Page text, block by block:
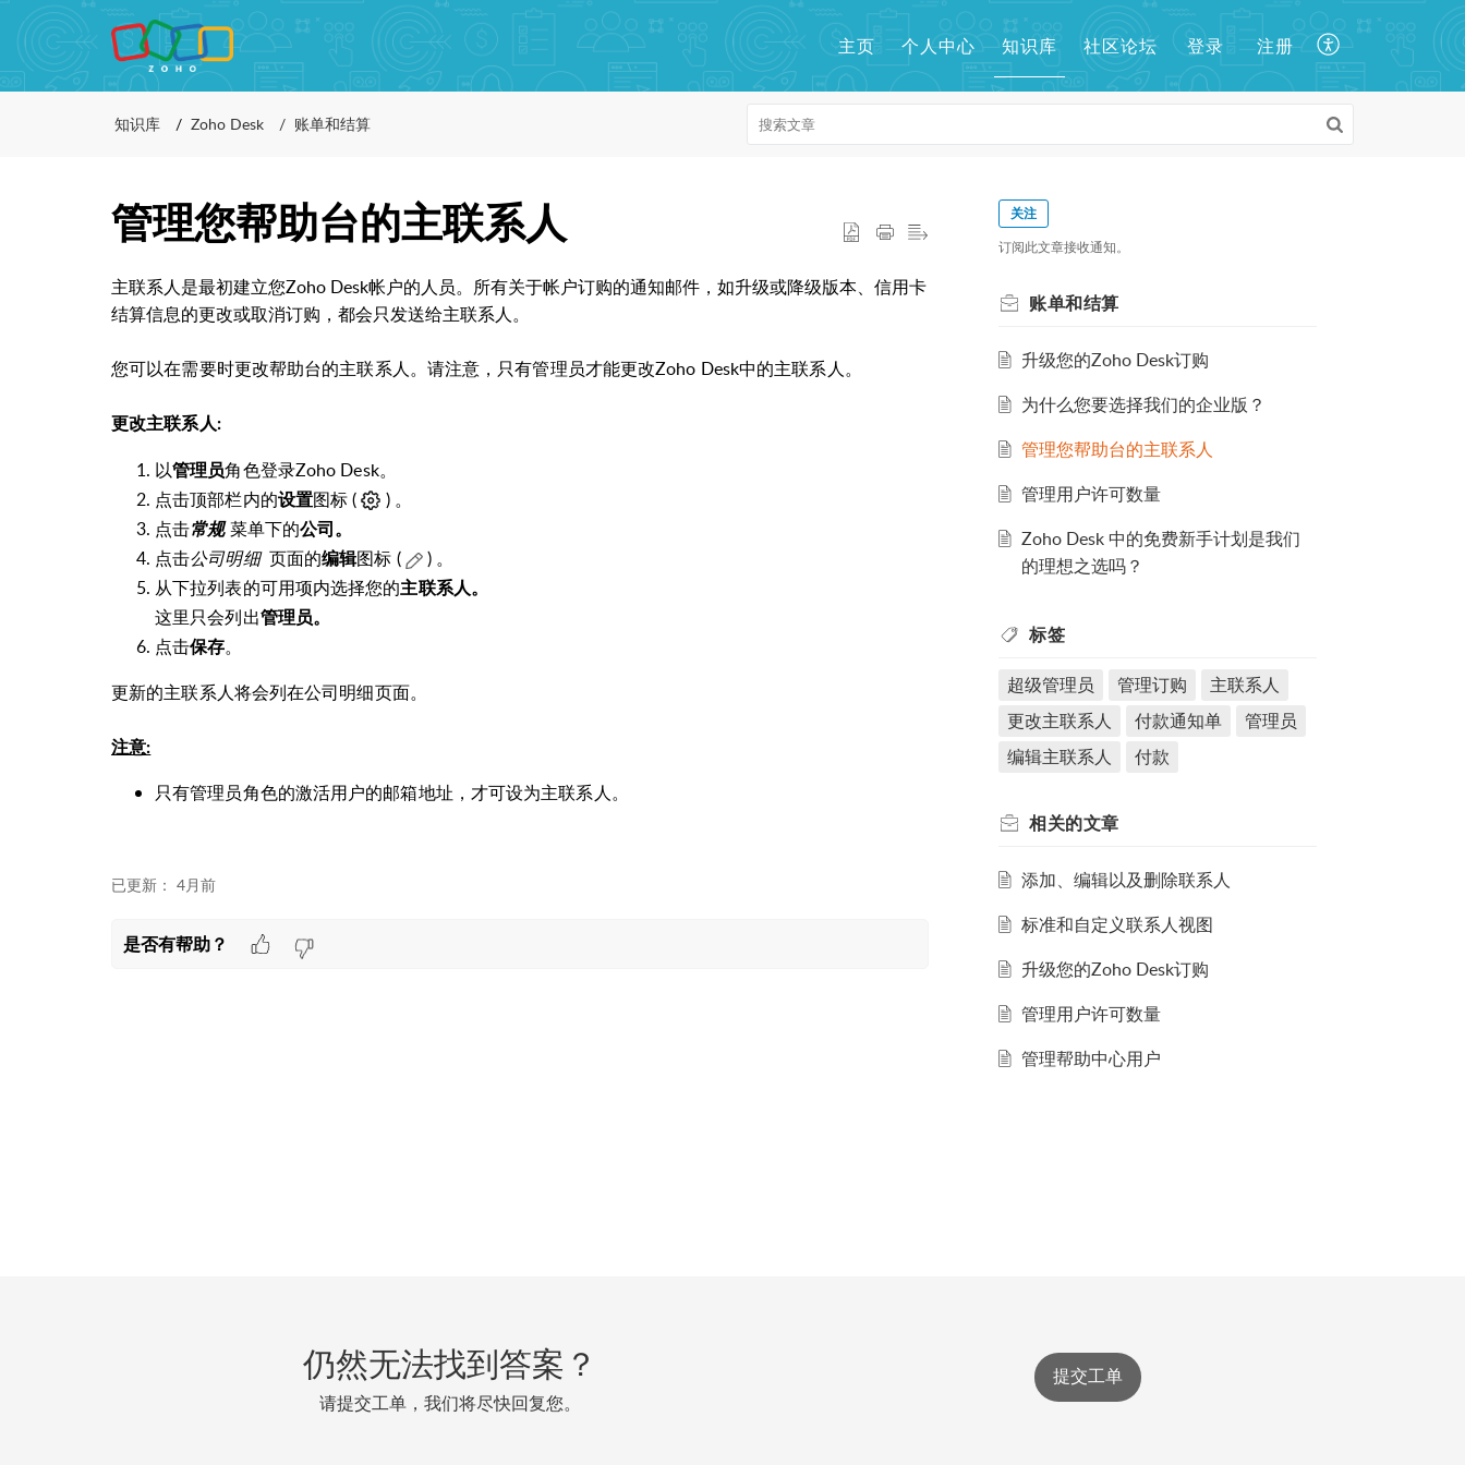
主页 个人中心 知识库 社区论坛 登录 注册
知识库 Zoho Desk 账单和结算
管理您帮助台的主联系人
主联系人是最初建立您Zoho Desk帐户的人员。所有关于帐户订购的通知邮件，如升级或降级版本、信用卡
结算信息的更改或取消订购，都会只发送给主联系人。
您可以在需要时更改帮助台的主联系人。 请注意，只有管理员才能更改Zoho Desk中的主联系人。
更改主联系人:
以管理员角色登录Zoho Desk。
点击顶部栏内的设置图标 (
) 。
点击常规 菜单下的公司。
点击公司明细 页面的编辑图标 ( ) 。
从下拉列表的可用项内选择您的主联系人。
这里只会列出管理员。
点击保存。
更新的主联系人将会列在公司明细页面。
注意:
只有管理员角色的激活用户的邮箱地址，才可设为主联系人。
已更新： 4月前
是否有帮助？
关注
订阅此文章接收通知。
账单和结算
升级您的Zoho Desk订购
为什么您要选择我们的企业版？
管理您帮助台的主联系人
管理用户许可数量
Zoho Desk 中的免费新手计划是我们
的理想之选吗？
标签
超级管理员 管理订购
主联系人
更改主联系人
付款通知单
管理员
编辑主联系人
付款
相关的文章
添加、编辑以及删除联系人
标准和自定义联系人视图
升级您的Zoho Desk订购
管理用户许可数量
管理帮助中心用户
仍然无法找到答案？
请提交工单，我们将尽快回复您。
提交工单